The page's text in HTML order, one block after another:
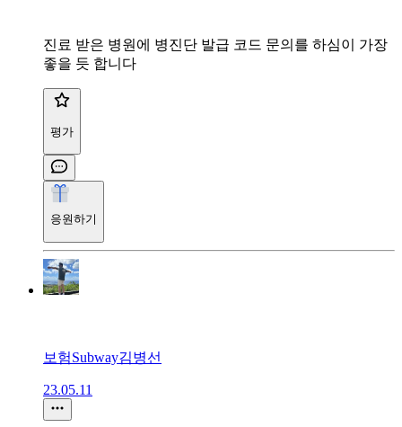
진료 받은 병원에 병진단 발급 코드 문의를 하심이 가장
좋을 듯 합니다
평가
응원하기
보험Subway김병선
23.05.11